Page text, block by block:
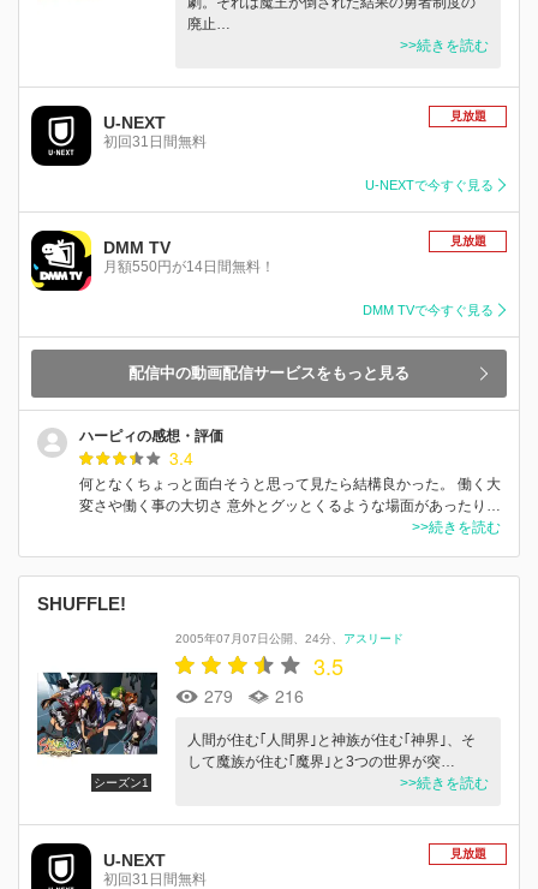
廃止…
>>続きを読む
U-NEXT
初回31日間無料
見放題
U-NEXTで今すぐ見る
DMM TV
月額550円が14日間無料！
見放題
DMM TVで今すぐ見る
配信中の動画配信サービスをもっと見る
ハーピィの感想・評価
3.4
何となくちょっと面白そうと思って見たら結構良かった。 働く大
変さや働く事の大切さ 意外とグッとくるような場面があったり…
>>続きを読む
SHUFFLE!
シーズン1
2005年07月07日公開 24分 アスリード
3.5
279 216
人間が住む｢人間界｣と神族が住む｢神界｣、そ
して魔族が住む｢魔界｣と3つの世界が突…
>>続きを読む
U-NEXT
初回31日間無料
見放題